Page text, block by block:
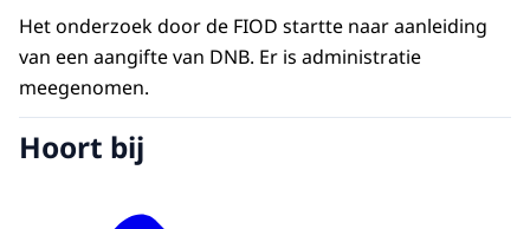
Het onderzoek door de FIOD startte naar aanleiding
van een aangifte van DNB. Er is administratie
meegenomen.
Hoort bij